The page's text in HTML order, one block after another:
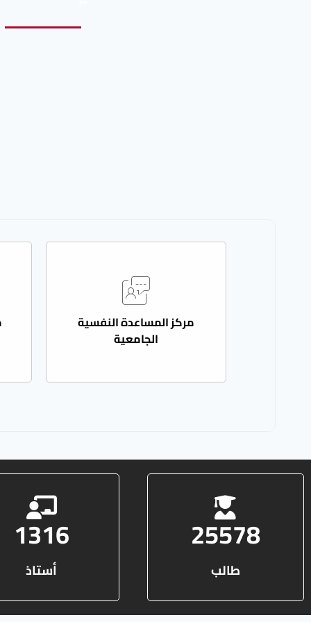
مركز المساعدة النفسية
الجامعية
25578
طالب
1316
أستاذ